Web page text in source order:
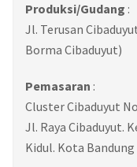
Produksi/Gudang :
Jl. Terusan
Borma Cibaduyut)
Pemasaran :
Cluster Cibaduyut
Jl. Raya Cibaduyut.
Kidul. Kota Bandung